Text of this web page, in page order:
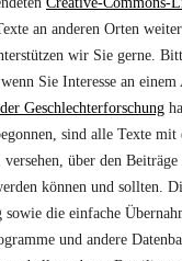
an anderen Orten
wir Sie gerne.
Sie Interesse an einem
Geschlechterforschung
sind alle Texte mit
versehen, über den
können und sollten.
sowie die einfache
und andere